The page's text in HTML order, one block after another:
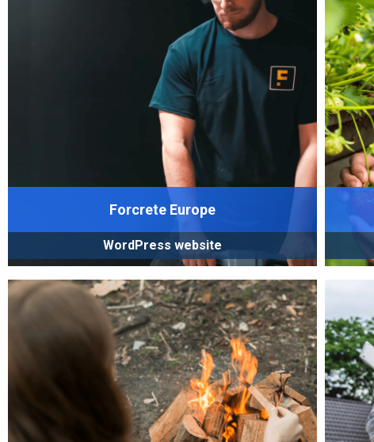
Forcrete Europe
WordPress website